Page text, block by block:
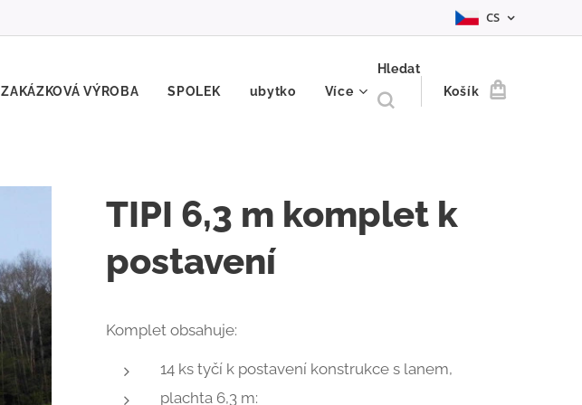
CS
ZAKÁZKOVÁ VÝROBA SPOLEK ubytko Více
Hledat
Košík
TIPI 6,3 m komplet k
postavení
Komplet obsahuje:
14 ks tyčí k postavení konstrukce s lanem,
plachta 6,3 m: